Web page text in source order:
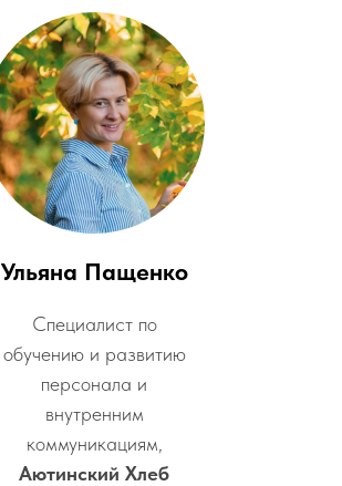
Ульяна Пащенко
Специалист по
обучению и развитию
персонала и
внутренним
коммуникациям,
Аютинский Хлеб